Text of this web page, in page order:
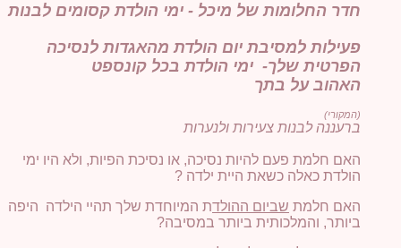
חדר החלומות של מיכל - ימי הולדת קסומים לבנות
פעילות למסיבת יום הולדת מהאגדות לנסיכה
הפרטית שלך- ימי הולדת בכל קונספט
האהוב על בתך
(המקורי)
ברעננה לבנות צעירות ולנערות
האם חלמת פעם להיות נסיכה, או נסיכת הפיות, ולא היו ימי
הולדת כאלה כשאת היית ילדה ?
האם חלמת שביום ההולדת המיוחדת שלך תהיי הילדה היפה
ביותר, והמלכותית ביותר במסיבה?